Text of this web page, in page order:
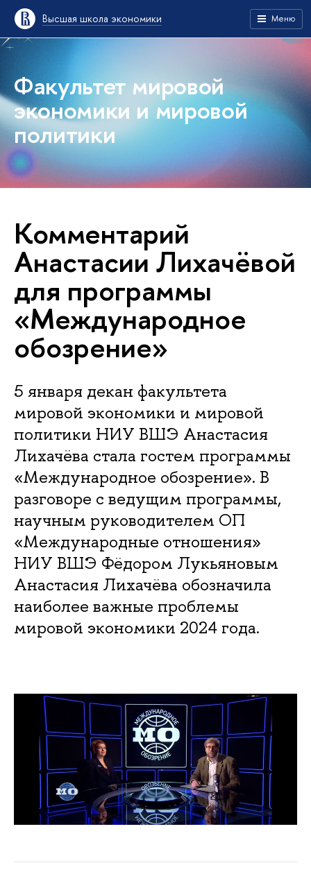
Высшая школа экономики Меню
Факультет мировой
экономики и мировой
политики
Комментарий
Анастасии Лихачёвой
для программы
«Международное
обозрение»
5 января декан факультета
мировой экономики и мировой
политики НИУ ВШЭ Анастасия
Лихачёва стала гостем программы
«Международное обозрение». В
разговоре с ведущим программы,
научным руководителем ОП
«Международные отношения»
НИУ ВШЭ Фёдором Лукьяновым
Анастасия Лихачёва обозначила
наиболее важные проблемы
мировой экономики 2024 года.